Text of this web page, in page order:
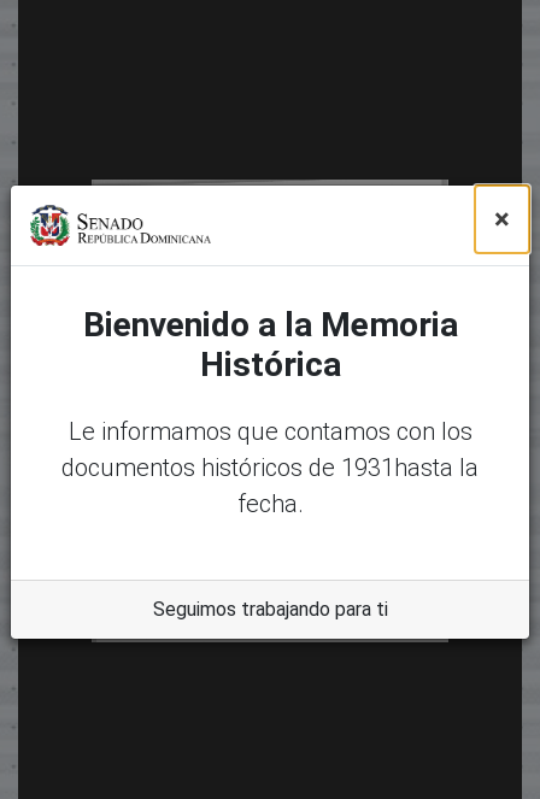
×
Bienvenido a la Memoria
Histórica
Le informamos que contamos con los
documentos históricos de 1931hasta la
fecha.
Seguimos trabajando para ti